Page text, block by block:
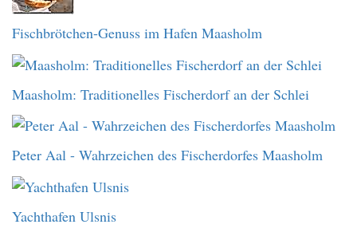
Fischbrötchen-Genuss im Hafen Maasholm
Maasholm: Traditionelles Fischerdorf an der Schlei
Peter Aal - Wahrzeichen des Fischerdorfes Maasholm
Yachthafen Ulsnis